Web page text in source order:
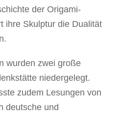
der Origami-
ihre Skulptur die Dualität
wurden zwei große
niedergelegt.
zudem Lesungen von
deutsche und